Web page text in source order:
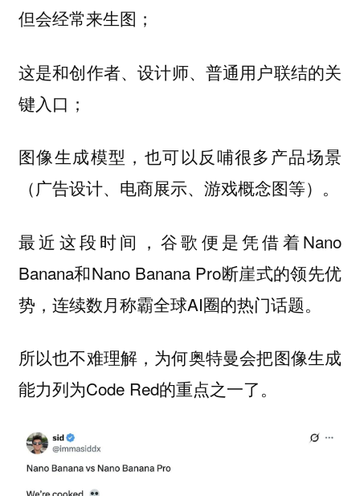
但会经常来生图 ；
这是和创作者、设计师、普通用户联结的关
键入口 ；
图像生成模型，也可以反哺很多产品场景
（广告设计、电商展示、游戏概念图等）。
最近这段时间，谷歌便是凭借着Nano
Banana和Nano Banana Pro断崖式的领先优
势，连续数月称霸全球AI圈的热门话题。
所以也不难理解，为何奥特曼会把图像生成
能力列为Code Red的重点之一了。